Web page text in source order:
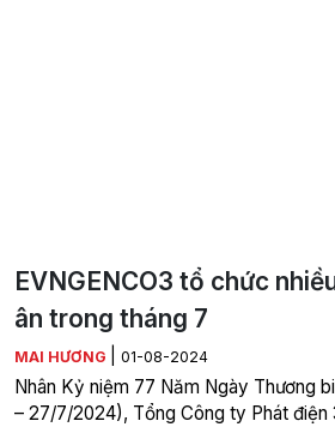
EVNGENCO3 tổ chức
ân trong tháng 7
MAI HƯƠNG 01-08-2024
Nhân Kỷ niệm 77 Năm Ngày Thương
– 27/7/2024), Tổng Công ty Phát điện